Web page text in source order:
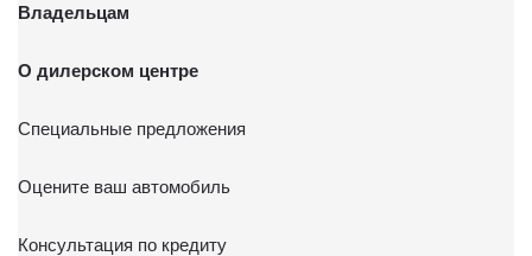
Владельцам
О дилерском центре
Специальные предложения
Оцените ваш автомобиль
Консультация по кредиту